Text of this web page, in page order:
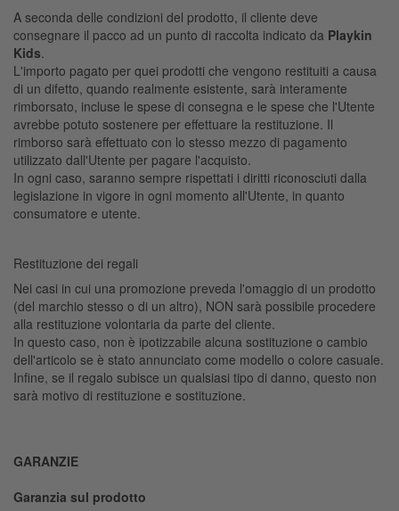
A seconda delle condizioni del prodotto, il cliente deve
consegnare il pacco ad un punto di raccolta indicato da Playkin
Kids.
L'importo pagato per quei prodotti che vengono restituiti a causa
di un difetto, quando realmente esistente, sarà interamente
rimborsato, incluse le spese di consegna e le spese che l'Utente
avrebbe potuto sostenere per effettuare la restituzione. Il
rimborso sarà effettuato con lo stesso mezzo di pagamento
utilizzato dall'Utente per pagare l'acquisto.
In ogni caso, saranno sempre rispettati i diritti riconosciuti dalla
legislazione in vigore in ogni momento all'Utente, in quanto
consumatore e utente.
Restituzione dei regali
Nei casi in cui una promozione preveda l'omaggio di un prodotto
(del marchio stesso o di un altro), NON sarà possibile procedere
alla restituzione volontaria da parte del cliente.
In questo caso, non è ipotizzabile alcuna sostituzione o cambio
dell'articolo se è stato annunciato come modello o colore casuale.
Infine, se il regalo subisce un qualsiasi tipo di danno, questo non
sarà motivo di restituzione e sostituzione.
GARANZIE
Garanzia sul prodotto